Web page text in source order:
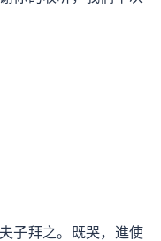
子拜之。既哭，進使